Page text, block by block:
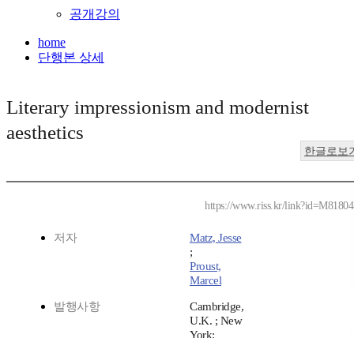
공개강의
home
단행본 상세
Literary impressionism and modernist
aesthetics
한글로보
https://www.riss.kr/
저자
Matz, Jesse
;
Proust,
Marcel
발행사항
Cambridge,
U.K. ; New
York: